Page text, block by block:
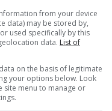
from your device
data) may be stored by,
used specifically by this
data. List of
on the basis of legitimate
your options below. Look
site menu to manage or